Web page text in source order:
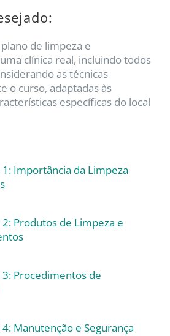
de limpeza e
clínica real, incluindo todos
as técnicas
o curso, adaptadas às
específicas do local
1: Importância da Limpeza
2: Produtos de Limpeza e
3: Procedimentos de
Manutenção e Segurança